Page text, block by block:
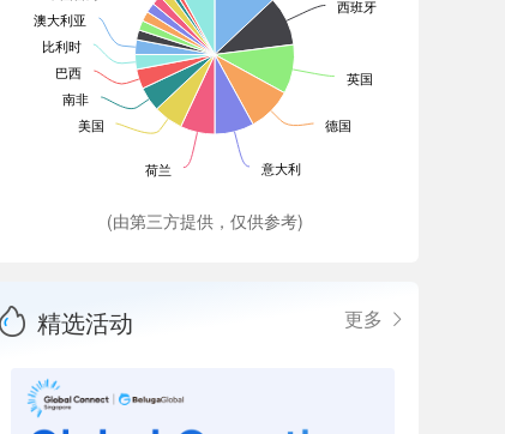
西班牙
英国
德国
意大利
荷兰
美国
南非
巴西
比利时
澳大利亚
(由第三方提供，仅供参考)
精选活动 更多